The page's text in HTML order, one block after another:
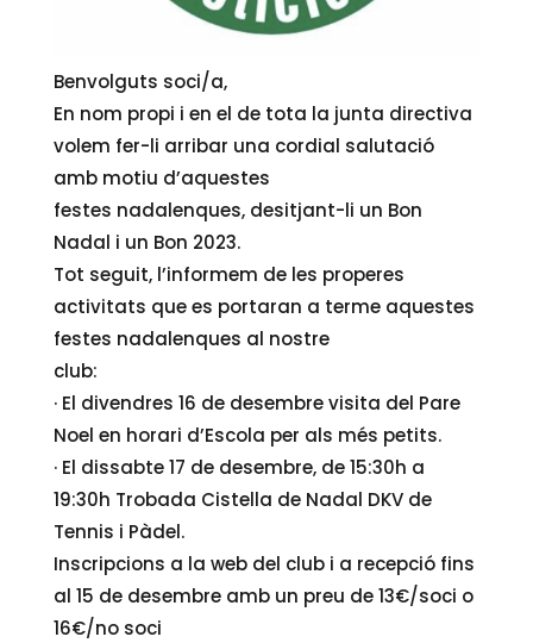
Benvolguts soci/a,
En nom propi i en el de tota la junta directiva
volem fer-li arribar una cordial salutació
amb motiu d’aquestes
festes nadalenques, desitjant-li un Bon
Nadal i un Bon 2023.
Tot seguit, l’informem de les properes
activitats que es portaran a terme aquestes
festes nadalenques al nostre
club:
· El divendres 16 de desembre visita del Pare
Noel en horari d’Escola per als més petits.
· El dissabte 17 de desembre, de 15:30h a
19:30h Trobada Cistella de Nadal DKV de
Tennis i Pàdel.
Inscripcions a la web del club i a recepció fins
al 15 de desembre amb un preu de 13€/soci o
16€/no soci